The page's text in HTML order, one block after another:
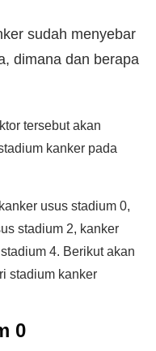
sudah menyebar
dimana dan berapa
tersebut akan
kanker pada
usus stadium 0,
stadium 2, kanker
4. Berikut akan
stadium kanker
0